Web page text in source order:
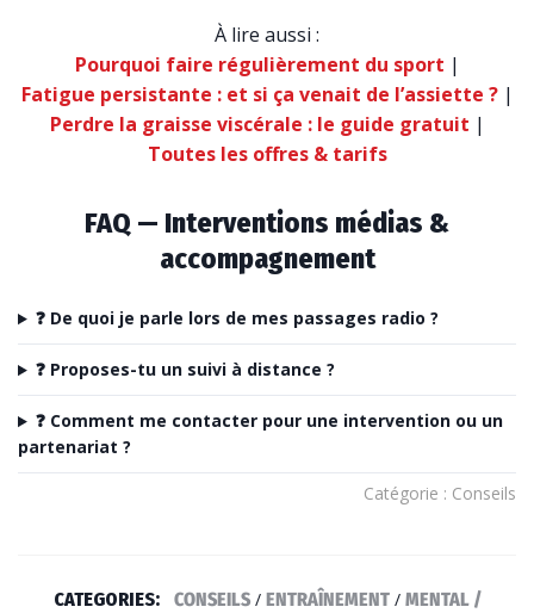
À lire aussi :
Pourquoi faire régulièrement du sport |
Fatigue persistante : et si ça venait de l’assiette ?|
Perdre la graisse viscérale : le guide gratuit |
Toutes les offres & tarifs
FAQ — Interventions médias &
accompagnement
❓ De quoi je parle lors de mes passages radio ?
❓ Proposes-tu un suivi à distance ?
❓ Comment me contacter pour une intervention ou un
partenariat ?
Catégorie : Conseils
CATEGORIES: CONSEILS/ ENTRAÎNEMENT/ MENTAL /